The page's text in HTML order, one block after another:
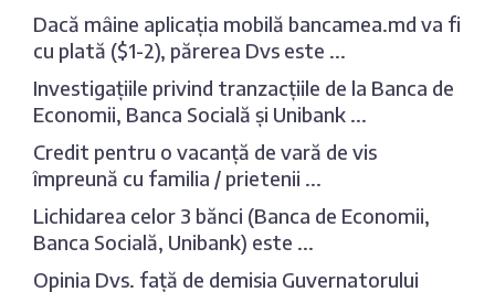
Dacă mâine aplicația mobilă bancamea.md va fi
cu plată ($1-2), părerea Dvs este ...
Investigațiile privind tranzacțiile de la Banca de
Economii, Banca Socială și Unibank ...
Credit pentru o vacanță de vară de vis
împreună cu familia / prietenii ...
Lichidarea celor 3 bănci (Banca de Economii,
Banca Socială, Unibank) este ...
Opinia Dvs. față de demisia Guvernatorului